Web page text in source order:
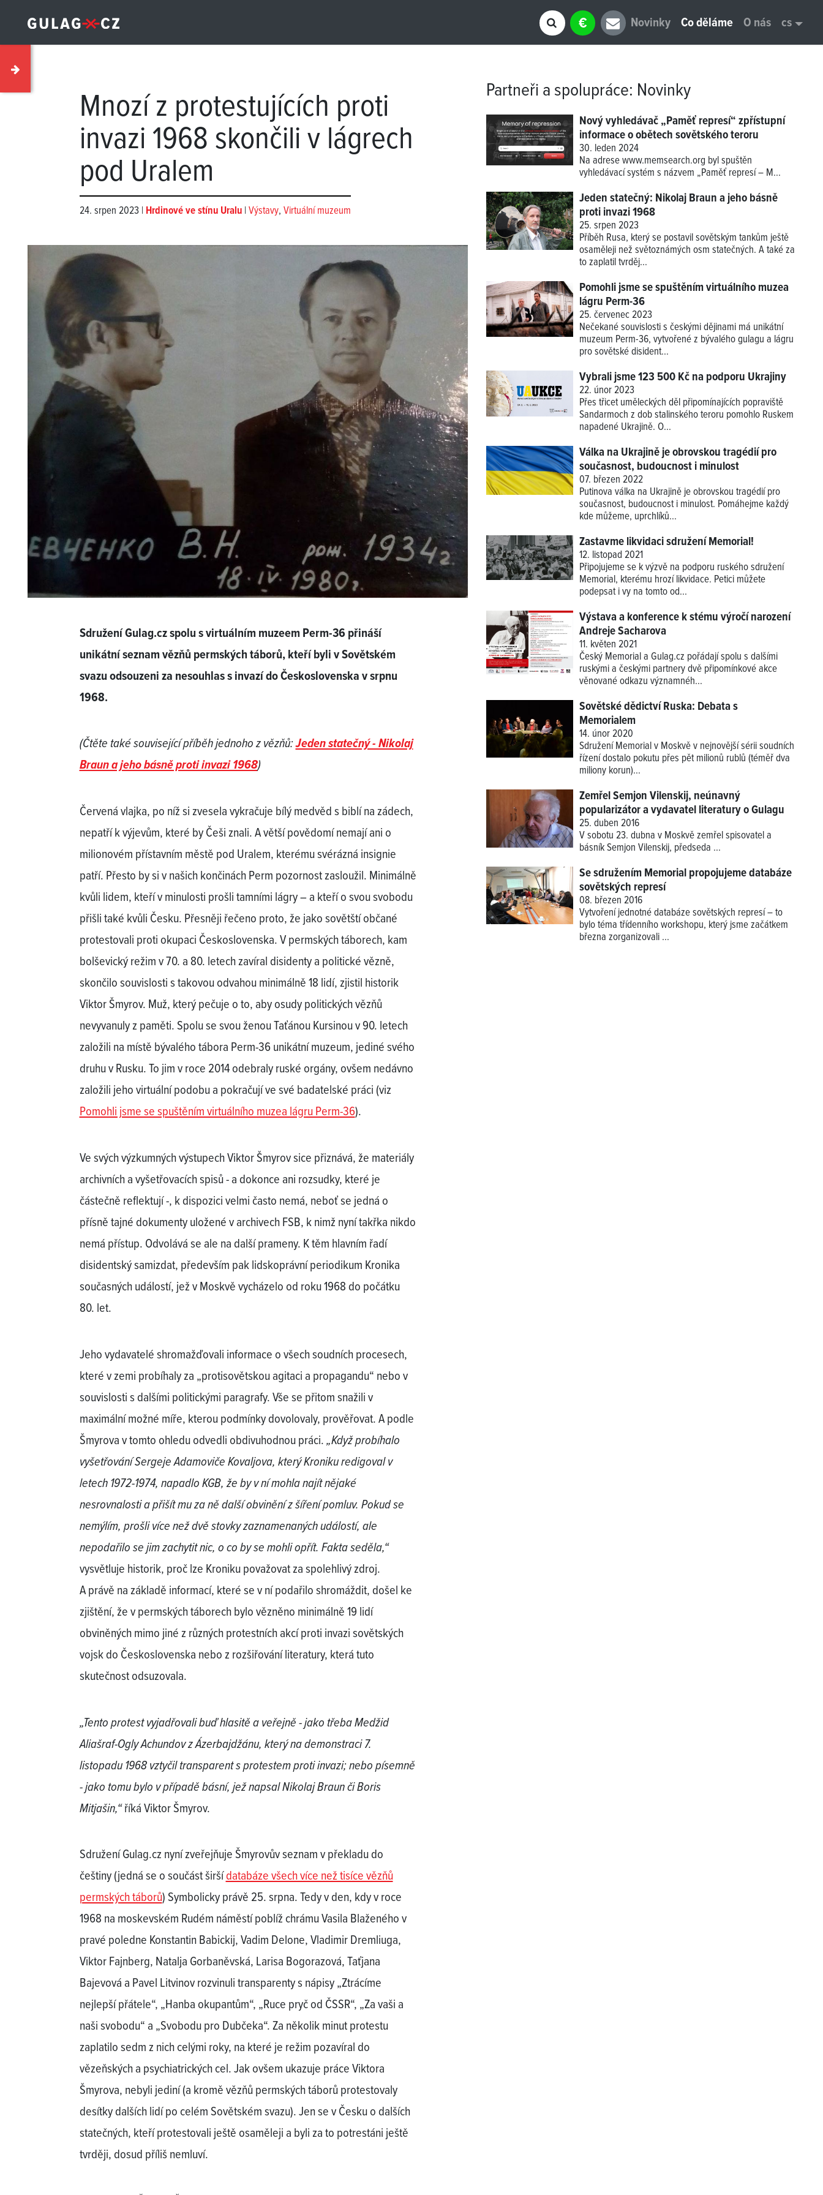
€ Novinky Co děláme O nás cs
Mnozí z protestujících proti
invazi 1968 skončili v lágrech
pod Uralem
24. srpen 2023 | Hrdinové ve stínu Uralu| Výstavy, Virtuální muzeum
Sdružení Gulag.cz spolu s virtuálním muzeem Perm-36 přináší
unikátní seznam vězňů permských táborů, kteří byli v Sovětském
svazu odsouzeni za nesouhlas s invazí do Československa v srpnu
1968.
(Čtěte také související příběh jednoho z vězňů:Jeden statečný - Nikolaj
Braun a jeho básně proti invazi 1968)
Červená vlajka, po níž si zvesela vykračuje bílý medvěd s biblí na zádech,
nepatří k výjevům, které by Češi znali. A větší povědomí nemají ani o
milionovém přístavním městě pod Uralem, kterému svérázná insignie
patří. Přesto by si v našich končinách Perm pozornost zasloužil. Minimálně
kvůli lidem, kteří v minulosti prošli tamními lágry – a kteří o svou svobodu
přišli také kvůli Česku. Přesněji řečeno proto, že jako sovětští občané
protestovali proti okupaci Československa. V permských táborech, kam
bolševický režim v 70. a 80. letech zavíral disidenty a politické vězně,
skončilo souvislosti s takovou odvahou minimálně 18 lidí, zjistil historik
Viktor Šmyrov. Muž, který pečuje o to, aby osudy politických vězňů
nevyvanuly z paměti. Spolu se svou ženou Taťánou Kursinou v 90. letech
založili na místě bývalého tábora Perm-36 unikátní muzeum, jediné svého
druhu v Rusku. To jim v roce 2014 odebraly ruské orgány, ovšem nedávno
založili jeho virtuální podobu a pokračují ve své badatelské práci (viz
Pomohli jsme se spuštěním virtuálního muzea lágru Perm-36).
Ve svých výzkumných výstupech Viktor Šmyrov sice přiznává, že materiály
archivních a vyšetřovacích spisů - a dokonce ani rozsudky, které je
částečně reflektují -, k dispozici velmi často nemá, neboť se jedná o
přísně tajné dokumenty uložené v archivech FSB, k nimž nyní takřka nikdo
nemá přístup. Odvolává se ale na další prameny. K těm hlavním řadí
disidentský samizdat, především pak lidskoprávní periodikum Kronika
současných událostí, jež v Moskvě vycházelo od roku 1968 do počátku
80. let.
Jeho vydavatelé shromažďovali informace o všech soudních procesech,
které v zemi probíhaly za „protisovětskou agitaci a propagandu“ nebo v
souvislosti s dalšími politickými paragrafy. Vše se přitom snažili v
maximální možné míře, kterou podmínky dovolovaly, prověřovat. A podle
Šmyrova v tomto ohledu odvedli obdivuhodnou práci.„Když probíhalo
vyšetřování Sergeje Adamoviče Kovaljova, který Kroniku redigoval v
letech 1972-1974, napadlo KGB, že by v ní mohla najít nějaké
nesrovnalosti a přišít mu za ně další obvinění z šíření pomluv. Pokud se
nemýlím, prošli více než dvě stovky zaznamenaných událostí, ale
nepodařilo se jim zachytit nic, o co by se mohli opřít. Fakta seděla,“
vysvětluje historik, proč lze Kroniku považovat za spolehlivý zdroj.
A právě na základě informací, které se v ní podařilo shromáždit, došel ke
zjištění, že v permských táborech bylo vězněno minimálně 19 lidí
obviněných mimo jiné z různých protestních akcí proti invazi sovětských
vojsk do Československa nebo z rozšiřování literatury, která tuto
skutečnost odsuzovala.
„Tento protest vyjadřovali buď hlasitě a veřejně - jako třeba Medžid
Aliašraf-Ogly Achundov z Ázerbajdžánu, který na demonstraci 7.
listopadu 1968 vztyčil transparent s protestem proti invazi; nebo písemně
- jako tomu bylo v případě básní, jež napsal Nikolaj Braun či Boris
Mitjašin,“říká Viktor Šmyrov.
Sdružení Gulag.cz nyní zveřejňuje Šmyrovův seznam v překladu do
češtiny (jedná se o součást širšídatabáze všech více než tisíce vězňů
permských táborů) Symbolicky právě 25. srpna. Tedy v den, kdy v roce
1968 na moskevském Rudém náměstí poblíž chrámu Vasila Blaženého v
pravé poledne Konstantin Babickij, Vadim Delone, Vladimir Dremliuga,
Viktor Fajnberg, Natalja Gorbaněvská, Larisa Bogorazová, Taťjana
Bajevová a Pavel Litvinov rozvinuli transparenty s nápisy „Ztrácíme
nejlepší přátele“, „Hanba okupantům“, „Ruce pryč od ČSSR“, „Za vaši a
naši svobodu“ a „Svobodu pro Dubčeka“. Za několik minut protestu
zaplatilo sedm z nich celými roky, na které je režim pozavíral do
vězeňských a psychiatrických cel. Jak ovšem ukazuje práce Viktora
Šmyrova, nebyli jediní (a kromě vězňů permských táborů protestovaly
desítky dalších lidí po celém Sovětském svazu). Jen se v Česku o dalších
statečných, kteří protestovali ještě osaměleji a byli za to potrestáni ještě
tvrději, dosud příliš nemluví.
Partneři a spolupráce: Novinky
Nový vyhledávač „Paměť represí“ zpřístupní
informace o obětech sovětského teroru
30. leden 2024
Na adresewww.memsearch.org byl spuštěn
vyhledávací systém s názvem „Paměť represí – M...
Jeden statečný: Nikolaj Braun a jeho básně
proti invazi 1968
25. srpen 2023
Příběh Rusa, který se postavil sovětským tankům ještě
osaměleji než světoznámých osm statečných. A také za
to zaplatil tvrděj...
Pomohli jsme se spuštěním virtuálního muzea
lágru Perm-36
25. červenec 2023
Nečekané souvislosti s českými dějinami má unikátní
muzeum Perm-36, vytvořené z bývalého gulagu a lágru
pro sovětské disident...
Vybrali jsme 123 500 Kč na podporu Ukrajiny
22. únor 2023
Přes třicet uměleckých děl připomínajících popraviště
Sandarmoch z dob stalinského teroru pomohlo Ruskem
napadené Ukrajině. O...
Válka na Ukrajině je obrovskou tragédií pro
současnost, budoucnost i minulost
07. březen 2022
Putinova válka na Ukrajině je obrovskou tragédií pro
současnost, budoucnost i minulost. Pomáhejme každý
kde můžeme, uprchlíků...
Zastavme likvidaci sdružení Memorial!
12. listopad 2021
Připojujeme se k výzvě na podporu ruského sdružení
Memorial, kterému hrozí likvidace. Petici můžete
podepsat i vy na tomto od...
Výstava a konference k stému výročí narození
Andreje Sacharova
11. květen 2021
Český Memorial a Gulag.cz pořádají spolu s dalšími
ruskými a českými partnery dvě připomínkové akce
věnované odkazu významnéh...
Sovětské dědictví Ruska: Debata s
Memorialem
14. únor 2020
Sdružení Memorial v Moskvě v nejnovější sérii soudních
řízení dostalo pokutu přes pět milionů rublů (téměř dva
miliony korun)...
Zemřel Semjon Vilenskij, neúnavný
popularizátor a vydavatel literatury o Gulagu
25. duben 2016
V sobotu 23. dubna v Moskvě zemřel spisovatel a
básník Semjon Vilenskij, předseda ...
Se sdružením Memorial propojujeme databáze
sovětských represí
08. březen 2016
Vytvoření jednotné databáze sovětských represí – to
bylo téma třídenního workshopu, který jsme začátkem
března zorganizovali ...